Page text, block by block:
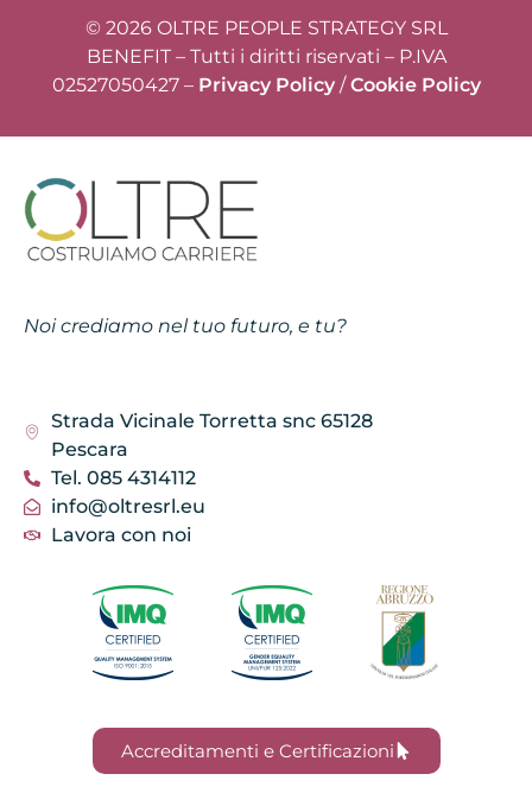
© 2026 OLTRE PEOPLE STRATEGY SRL
BENEFIT – Tutti i diritti riservati – P.IVA
02527050427 – Privacy Policy/Cookie Policy
Noi crediamo nel tuo futuro, e tu?
Strada Vicinale Torretta snc 65128
Pescara
Tel. 085 4314112
info@oltresrl.eu
Lavora con noi
Accreditamenti e Certificazioni